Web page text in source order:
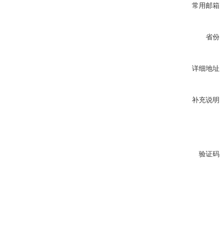
常用邮箱
省份
详细地址
补充说明
验证码